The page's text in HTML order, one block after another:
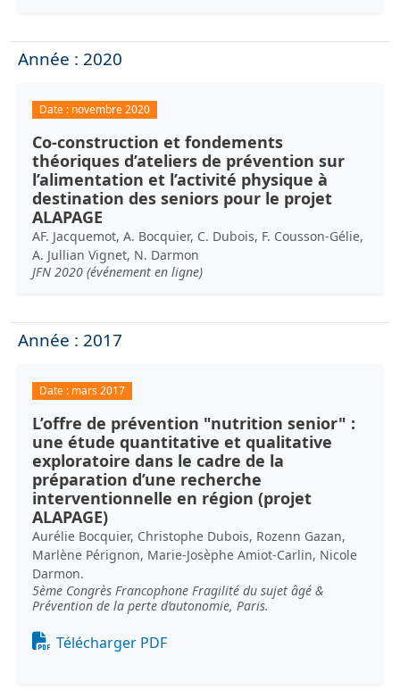
Année : 2020
Date : novembre 2020
Co-construction et fondements
théoriques d’ateliers de prévention sur
l’alimentation et l’activité physique à
destination des seniors pour le projet
ALAPAGE
AF. Jacquemot, A. Bocquier, C. Dubois, F. Cousson-Gélie,
A. Jullian Vignet, N. Darmon
JFN 2020 (événement en ligne)
Année : 2017
Date : mars 2017
L’offre de prévention "nutrition senior" :
une étude quantitative et qualitative
exploratoire dans le cadre de la
préparation d’une recherche
interventionnelle en région (projet
ALAPAGE)
Aurélie Bocquier, Christophe Dubois, Rozenn Gazan,
Marlène Pérignon, Marie-Josèphe Amiot-Carlin, Nicole
Darmon.
5ème Congrès Francophone Fragilité du sujet âgé &
Prévention de la perte d’autonomie, Paris.
Document
Télécharger PDF